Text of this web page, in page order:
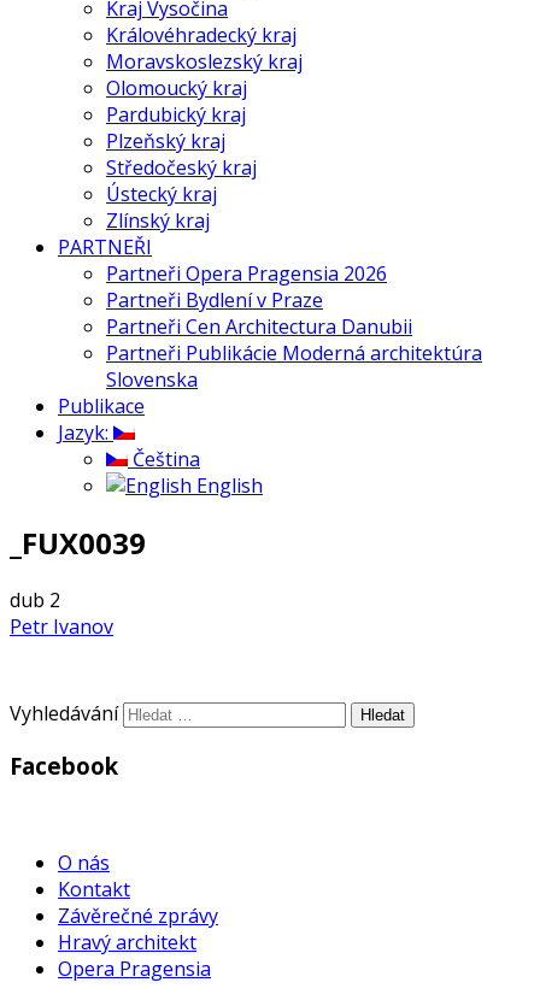
Kraj Vysočina
Královéhradecký kraj
Moravskoslezský kraj
Olomoucký kraj
Pardubický kraj
Plzeňský kraj
Středočeský kraj
Ústecký kraj
Zlínský kraj
PARTNEŘI
Partneři Opera Pragensia 2026
Partneři Bydlení v Praze
Partneři Cen Architectura Danubii
Partneři Publikácie Moderná architektúra
Slovenska
Publikace
Jazyk:
Čeština
English
_FUX0039
dub 2
Petr Ivanov
Vyhledávání
Facebook
O nás
Kontakt
Závěrečné zprávy
Hravý architekt
Opera Pragensia